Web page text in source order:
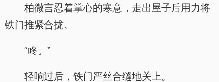
柏微言忍着掌心的寒意，走出屋子后用力将
铁门推紧合拢。
“咚。”
轻响过后，铁门严丝合缝地关上。